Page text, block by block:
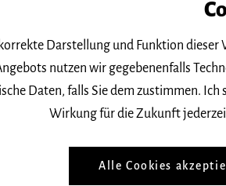
gegen Vorlage
6 € für
zur Förderung
Freiburg e. V.
mit
das Merkzeichen
BZ-
Kaiser-
79098
Telefon
Darstellung und Funktion
nutzen wir gegebenenfalls
Daten, falls Sie dem zustimmen.
Wirkung für die Zukunft
Alle Cookies